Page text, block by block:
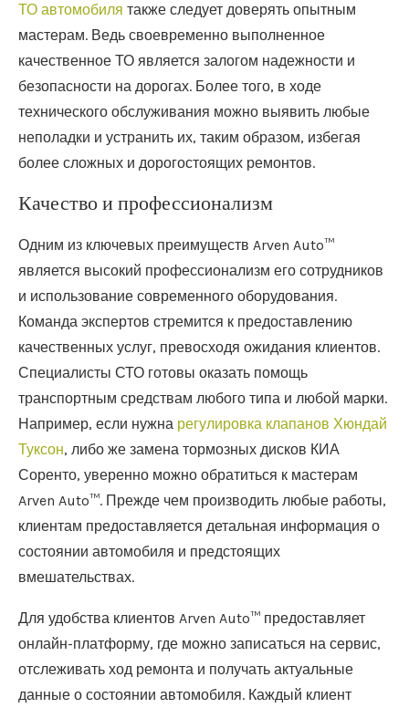
ТО автомобиля также следует доверять опытным
мастерам. Ведь своевременно выполненное
качественное ТО является залогом надежности и
безопасности на дорогах. Более того, в ходе
технического обслуживания можно выявить любые
неполадки и устранить их, таким образом, избегая
более сложных и дорогостоящих ремонтов.
Качество и профессионализм
Одним из ключевых преимуществ Arven Auto™
является высокий профессионализм его сотрудников
и использование современного оборудования.
Команда экспертов стремится к предоставлению
качественных услуг, превосходя ожидания клиентов.
Специалисты СТО готовы оказать помощь
транспортным средствам любого типа и любой марки.
Например, если нужна регулировка клапанов Хюндай
Туксон, либо же замена тормозных дисков КИА
Соренто, уверенно можно обратиться к мастерам
Arven Auto™. Прежде чем производить любые работы,
клиентам предоставляется детальная информация о
состоянии автомобиля и предстоящих
вмешательствах.
Для удобства клиентов Arven Auto™ предоставляет
онлайн-платформу, где можно записаться на сервис,
отслеживать ход ремонта и получать актуальные
данные о состоянии автомобиля. Каждый клиент